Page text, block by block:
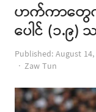
ဟက်ကာတွေ
ပေါင် (၁.၉)
Published:August
Author
Zaw Tun